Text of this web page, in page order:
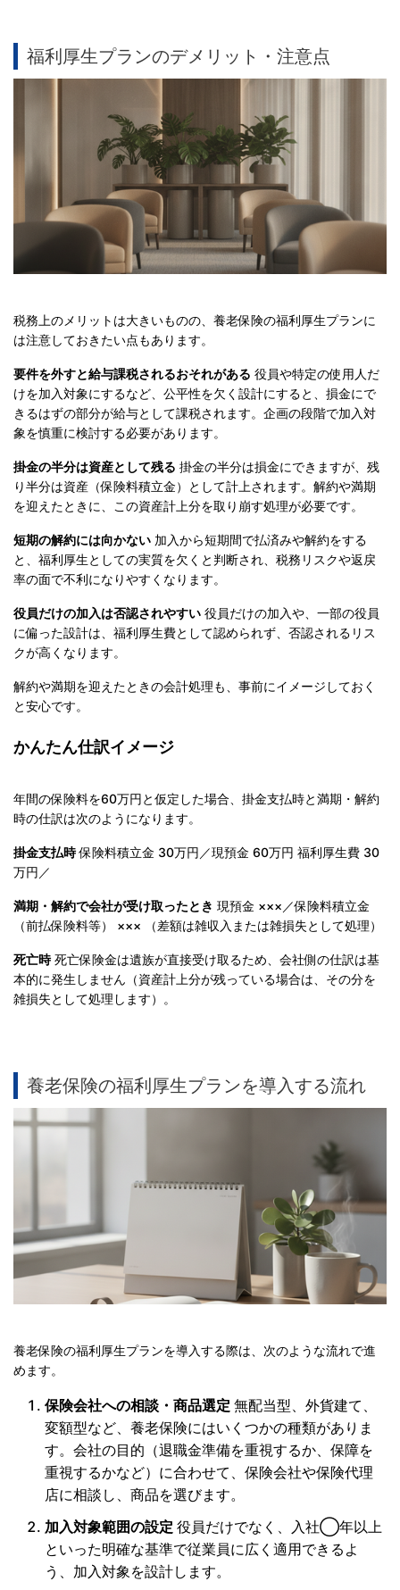
福利厚生プランのデメリット・注意点
税務上のメリットは大きいものの、養老保険の福利厚生プランに
は注意しておきたい点もあります。
要件を外すと給与課税されるおそれがある 役員や特定の使用人だ
けを加入対象にするなど、公平性を欠く設計にすると、損金にで
きるはずの部分が給与として課税されます。企画の段階で加入対
象を慎重に検討する必要があります。
掛金の半分は資産として残る 掛金の半分は損金にできますが、残
り半分は資産（保険料積立金）として計上されます。解約や満期
を迎えたときに、この資産計上分を取り崩す処理が必要です。
短期の解約には向かない 加入から短期間で払済みや解約をする
と、福利厚生としての実質を欠くと判断され、税務リスクや返戻
率の面で不利になりやすくなります。
役員だけの加入は否認されやすい 役員だけの加入や、一部の役員
に偏った設計は、福利厚生費として認められず、否認されるリス
クが高くなります。
解約や満期を迎えたときの会計処理も、事前にイメージしておく
と安心です。
かんたん仕訳イメージ
年間の保険料を60万円と仮定した場合、掛金支払時と満期・解約
時の仕訳は次のようになります。
掛金支払時保険料積立金 30万円／現預金 60万円 福利厚生費 30
万円／
満期・解約で会社が受け取ったとき 現預金 ×××／保険料積立金
（前払保険料等） ××× （差額は雑収入または雑損失として処理）
死亡時死亡保険金は遺族が直接受け取るため、会社側の仕訳は基
本的に発生しません（資産計上分が残っている場合は、その分を
雑損失として処理します）。
養老保険の福利厚生プランを導入する流れ
養老保険の福利厚生プランを導入する際は、次のような流れで進
めます。
保険会社への相談・商品選定 無配当型、外貨建て、
変額型など、養老保険にはいくつかの種類がありま
す。会社の目的（退職金準備を重視するか、保障を
重視するかなど）に合わせて、保険会社や保険代理
店に相談し、商品を選びます。
加入対象範囲の設定 役員だけでなく、入社◯年以上
といった明確な基準で従業員に広く適用できるよ
う、加入対象を設計します。